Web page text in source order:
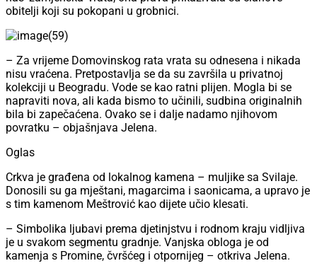
obitelji koji su pokopani u grobnici.
– Za vrijeme Domovinskog rata vrata su odnesena i nikada
nisu vraćena. Pretpostavlja se da su završila u privatnoj
kolekciji u Beogradu. Vode se kao ratni plijen. Mogla bi se
napraviti nova, ali kada bismo to učinili, sudbina originalnih
bila bi zapečaćena. Ovako se i dalje nadamo njihovom
povratku – objašnjava Jelena.
Oglas
Crkva je građena od lokalnog kamena – muljike sa Svilaje.
Donosili su ga mještani, magarcima i saonicama, a upravo je
s tim kamenom Meštrović kao dijete učio klesati.
– Simbolika ljubavi prema djetinjstvu i rodnom kraju vidljiva
je u svakom segmentu gradnje. Vanjska obloga je od
kamenja s Promine, čvršćeg i otpornijeg – otkriva Jelena.